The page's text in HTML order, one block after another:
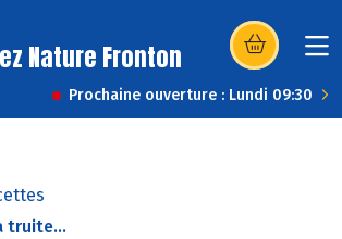
Nature Fronton (s’ouvre dans
Prochaine ouverture : Lundi 09:30
truite...